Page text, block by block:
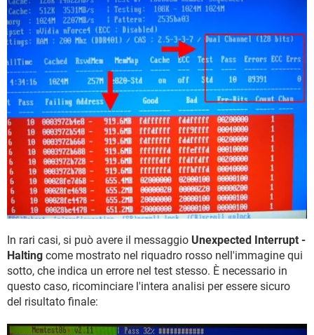
In rari casi, si può avere il messaggio Unexpected Interrupt -
Halting come mostrato nel riquadro rosso nell'immagine qui
sotto, che indica un errore nel test stesso. È necessario in
questo caso, ricominciare l'intera analisi per essere sicuro
del risultato finale: